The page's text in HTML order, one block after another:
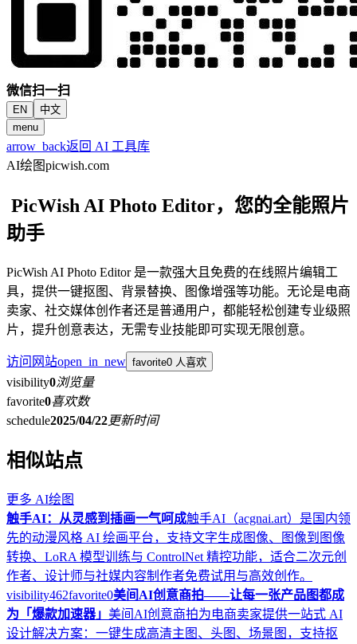
微信扫一扫
EN
中文
menu
arrow_back返回 AI 工具库
AI绘图picwish.com
PicWish AI Photo Editor，您的全能照片
助手
PicWish AI Photo Editor 是一款强大且免费的在线照片编辑工
具，提供一键抠图、背景替换、图像增强等功能。无论是电商
卖家、社交媒体创作者还是普通用户，都能轻松创建专业级照
片，提升创意表达，无需专业技能即可实现无限创意。
访问网站open_in_new favorite0 人喜欢
visibility0浏览量
favorite0喜欢数
schedule2025/04/22更新时间
相似站点
更多 AI绘图
触手AI：从灵感到插画一气呵成触手AI（acgnai.art）是国内领
先的动漫风格 AI 绘画平台，支持文字生成图像、图像到图像
转换、LoRA 模型训练与 ControlNet 精控功能，适合二次元创
作者、设计师与社媒内容制作者免费试用与高效创作。
visibility462favorite0美间AI创意商拍——让每一张产品图都成
为「爆款加速器」 美间AI创意商拍为电商卖家提供一站式 AI
设计解决方案：一键生成高清主图、头图、场景图，支持抠